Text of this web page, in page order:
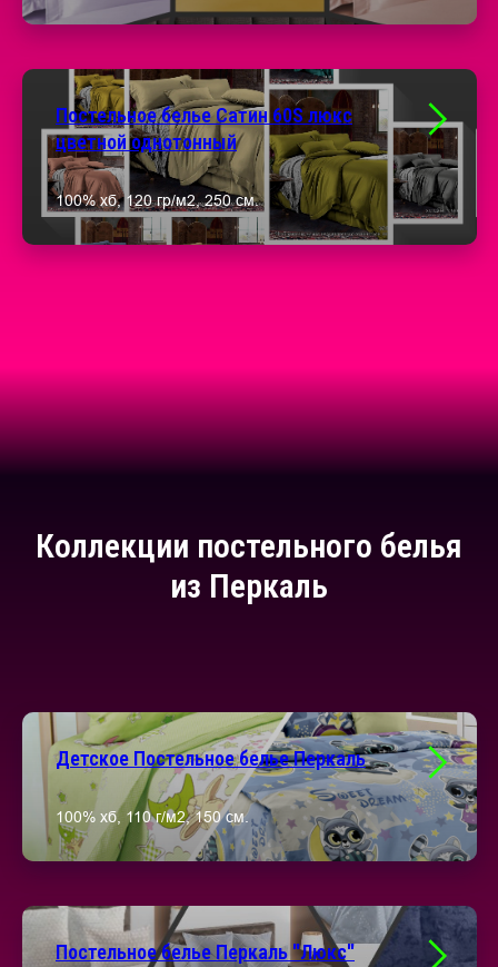
Постельное белье Сатин 60S люкс
цветной однотонный
100% хб, 120 гр/м2, 250 см.
Коллекции постельного белья
из Перкаль
Детское Постельное белье Перкаль
100% хб, 110 г/м2, 150 см.
Постельное белье Перкаль "Люкс"